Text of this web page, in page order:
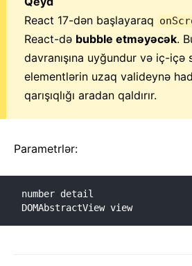
React 17-dən başlayaraq
React-də bubble etməyəcək.
davranışına uyğundur və iç-içə
elementlərin uzaq valideynə
qarışıqlığı aradan qaldırır.
Parametrlər:
number detail
DOMAbstractView view